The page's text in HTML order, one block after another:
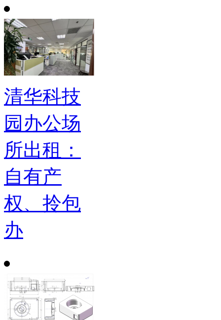
清华科技
园办公场
所出租：
自有产
权、拎包
办